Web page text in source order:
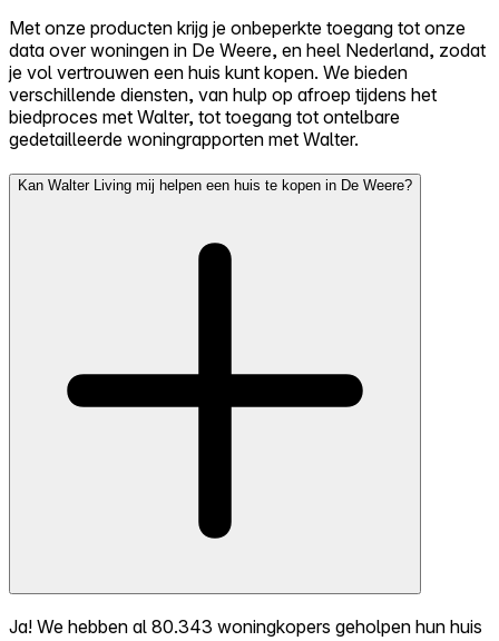
Met onze producten krijg je onbeperkte toegang tot onze
data over woningen in De Weere, en heel Nederland, zodat
je vol vertrouwen een huis kunt kopen. We bieden
verschillende diensten, van hulp op afroep tijdens het
biedproces met Walter, tot toegang tot ontelbare
gedetailleerde woningrapporten met Walter.
Kan Walter Living mij helpen een huis te kopen in De Weere?
Ja! We hebben al 80.343 woningkopers geholpen hun huis